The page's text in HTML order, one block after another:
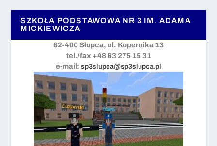
SZKOŁA PODSTAWOWA NR 3 IM. ADAMA
MICKIEWICZA
62-400 Słupca, ul. Kopernika 13
tel./fax +48 63 275 15 31
e-mail: sp3slupca@sp3slupca.pl